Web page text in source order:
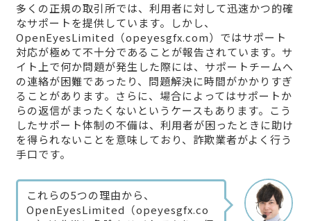
多くの正規の取引所では、利用者に対して迅速かつ的確
なサポートを提供しています。しかし、
OpenEyesLimited（opeyesgfx.com）ではサポート
対応が極めて不十分であることが報告されています。サ
イト上で何か問題が発生した際には、サポートチームへ
の連絡が困難であったり、問題解決に時間がかかりすぎ
ることがあります。さらに、場合によってはサポートか
らの返信がまったくないというケースもあります。こう
したサポート体制の不備は、利用者が困ったときに助け
を得られないことを意味しており、詐欺業者がよく行う
手口です。
これらの5つの理由から、
OpenEyesLimited（opeyesgfx.co